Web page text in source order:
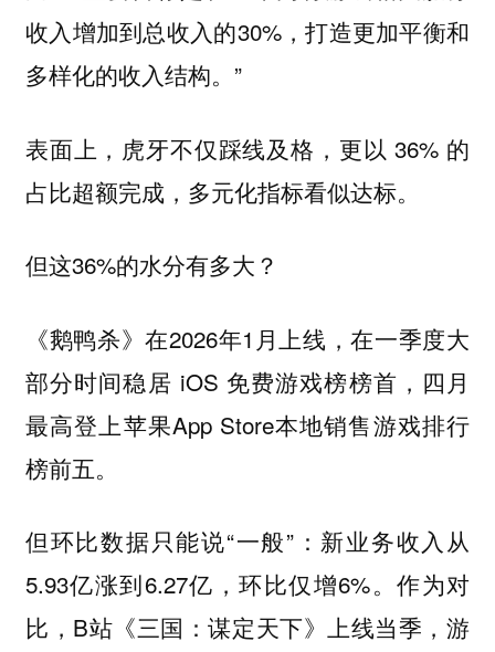
收入增加到总收入的30%，打造更加平衡和
多样化的收入结构。”
表面上，虎牙不仅踩线及格，更以 36% 的
占比超额完成，多元化指标看似达标。
但这36%的水分有多大？
《鹅鸭杀》在2026年1月上线，在一季度大
部分时间稳居 iOS 免费游戏榜榜首，四月
最高登上苹果App Store本地销售游戏排行
榜前五。
但环比数据只能说“一般”：新业务收入从
5.93亿涨到6.27亿，环比仅增6%。作为对
比，B站《三国：谋定天下》上线当季，游